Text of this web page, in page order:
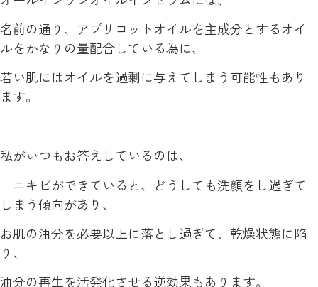
名前の通り、アプリコットオイルを主成分とするオイ
ルをかなりの量配合している為に、
若い肌にはオイルを過剰に与えてしまう可能性もあり
ます。
私がいつもお答えしているのは、
「ニキビができていると、どうしても洗顔をし過ぎて
しまう傾向があり、
お肌の油分を必要以上に落とし過ぎて、乾燥状態に陥
り、
油分の再生を活発化させる逆効果もあります。